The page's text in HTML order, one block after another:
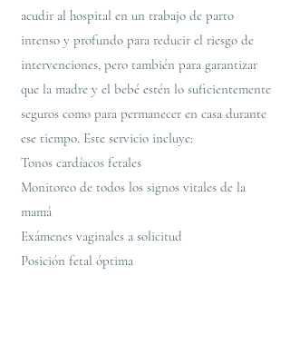
acudir al hospital en un trabajo de parto
intenso y profundo para reducir el riesgo de
intervenciones, pero también para garantizar
que la madre y el bebé estén lo suficientemente
seguros como para permanecer en casa durante
ese tiempo. Este servicio incluye:
Tonos cardíacos fetales
Monitoreo de todos los signos vitales de la
mamá
Exámenes vaginales a solicitud
Posición fetal óptima